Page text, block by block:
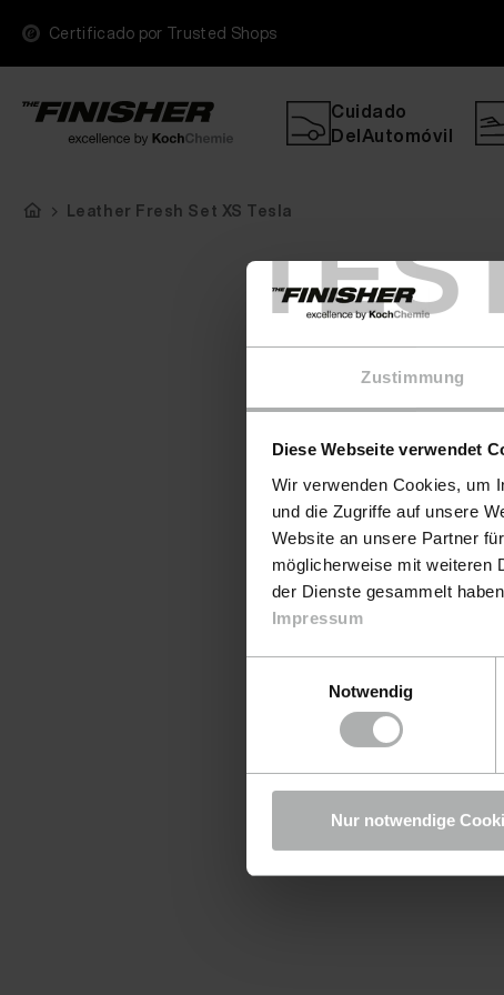
Zustimmung
Diese Webseite verwendet
Wir verwenden Cookies, um
und die Zugriffe auf unsere
Website an unsere Partner
möglicherweise mit weiteren
der Dienste gesammelt
Impressum
Notwendig
Nur notwendige
Certificado por Trusted Shops
Cuidado
DelAutomóvil
Leather Fresh Set XS Tesla